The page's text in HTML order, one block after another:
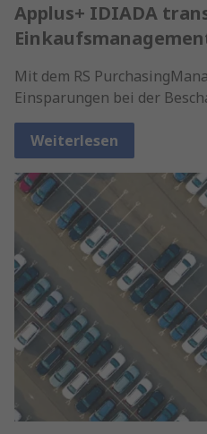
Applus+ IDIADA
Mit dem RS
Einsparungen bei der
Weiterlesen